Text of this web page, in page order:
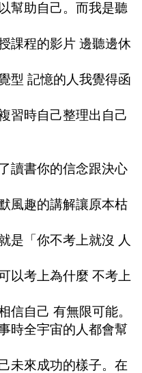
幫助自己。而我是聽
課程的影片 邊聽邊休
型 記憶的人我覺得函
習時自己整理出自己
讀書你的信念跟決心
風趣的講解讓原本枯
是「你不考上就沒 人
以考上為什麼 不考上
信自己 有無限可能。
時全宇宙的人都會幫
未來成功的樣子。在